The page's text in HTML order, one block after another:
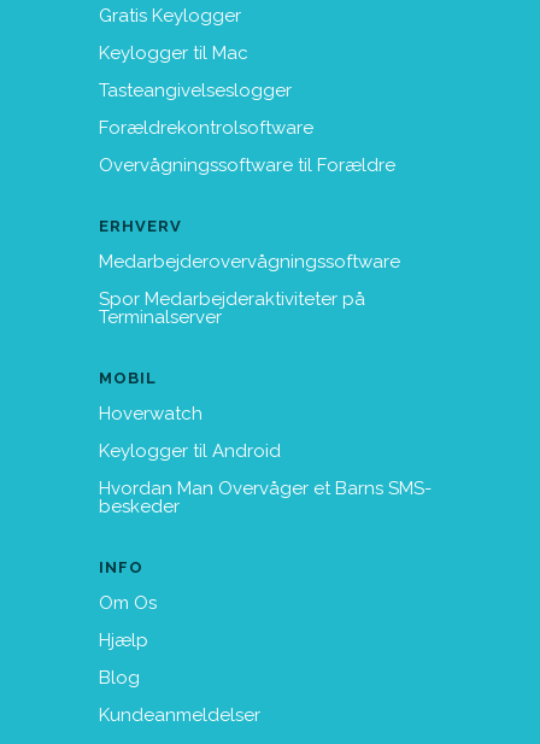
Gratis Keylogger
Keylogger til Mac
Tasteangivelseslogger
Forældrekontrolsoftware
Overvågningssoftware til Forældre
ERHVERV
Medarbejderovervågningssoftware
Spor Medarbejderaktiviteter på
Terminalserver
MOBIL
Hoverwatch
Keylogger til Android
Hvordan Man Overvåger et Barns SMS-
beskeder
INFO
Om Os
Hjælp
Blog
Kundeanmeldelser